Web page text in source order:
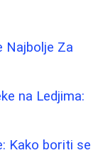
Najbolje Za
na Ledjima:
Kako boriti se